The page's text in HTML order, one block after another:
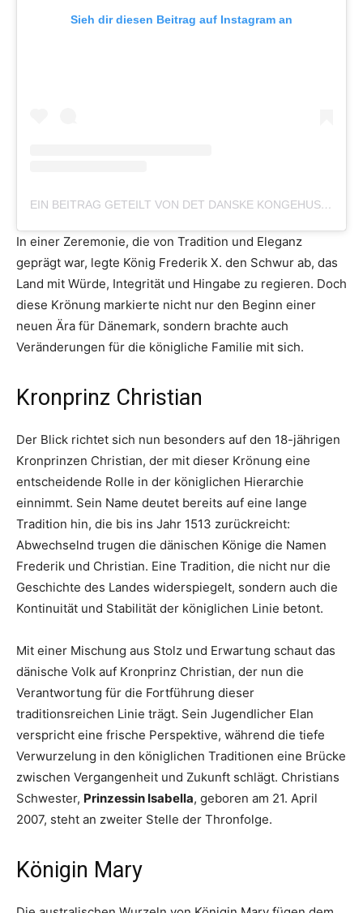
Sieh dir diesen Beitrag auf Instagram an
EIN BEITRAG GETEILT VON DET DANSKE KONGEHUS 🇩🇰 (@DETDANSKEKONGEHUS)
In einer Zeremonie, die von Tradition und Eleganz
geprägt war, legte König Frederik X. den Schwur ab, das
Land mit Würde, Integrität und Hingabe zu regieren. Doch
diese Krönung markierte nicht nur den Beginn einer
neuen Ära für Dänemark, sondern brachte auch
Veränderungen für die königliche Familie mit sich.
Kronprinz Christian
Der Blick richtet sich nun besonders auf den 18-jährigen
Kronprinzen Christian, der mit dieser Krönung eine
entscheidende Rolle in der königlichen Hierarchie
einnimmt. Sein Name deutet bereits auf eine lange
Tradition hin, die bis ins Jahr 1513 zurückreicht:
Abwechselnd trugen die dänischen Könige die Namen
Frederik und Christian. Eine Tradition, die nicht nur die
Geschichte des Landes widerspiegelt, sondern auch die
Kontinuität und Stabilität der königlichen Linie betont.
Mit einer Mischung aus Stolz und Erwartung schaut das
dänische Volk auf Kronprinz Christian, der nun die
Verantwortung für die Fortführung dieser
traditionsreichen Linie trägt. Sein Jugendlicher Elan
verspricht eine frische Perspektive, während die tiefe
Verwurzelung in den königlichen Traditionen eine Brücke
zwischen Vergangenheit und Zukunft schlägt. Christians
Schwester, Prinzessin Isabella, geboren am 21. April
2007, steht an zweiter Stelle der Thronfolge.
Königin Mary